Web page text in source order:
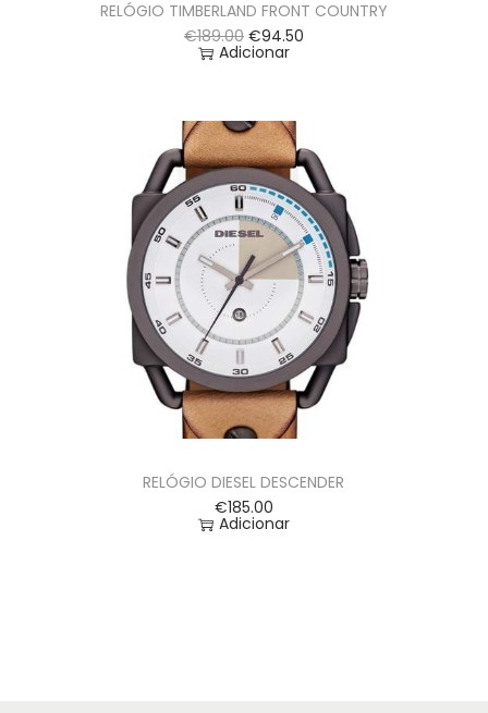
RELÓGIO TIMBERLAND FRONT COUNTRY
€189.00 €94.50
Adicionar
RELÓGIO DIESEL DESCENDER
€185.00
Adicionar